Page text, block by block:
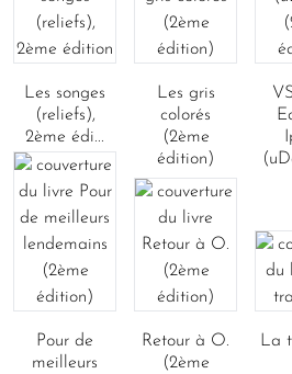
Les songes
(reliefs),
2ème édi...
Les gris
colorés
(2ème
édition)
Pour de
meilleurs
Retour à O.
(2ème
La